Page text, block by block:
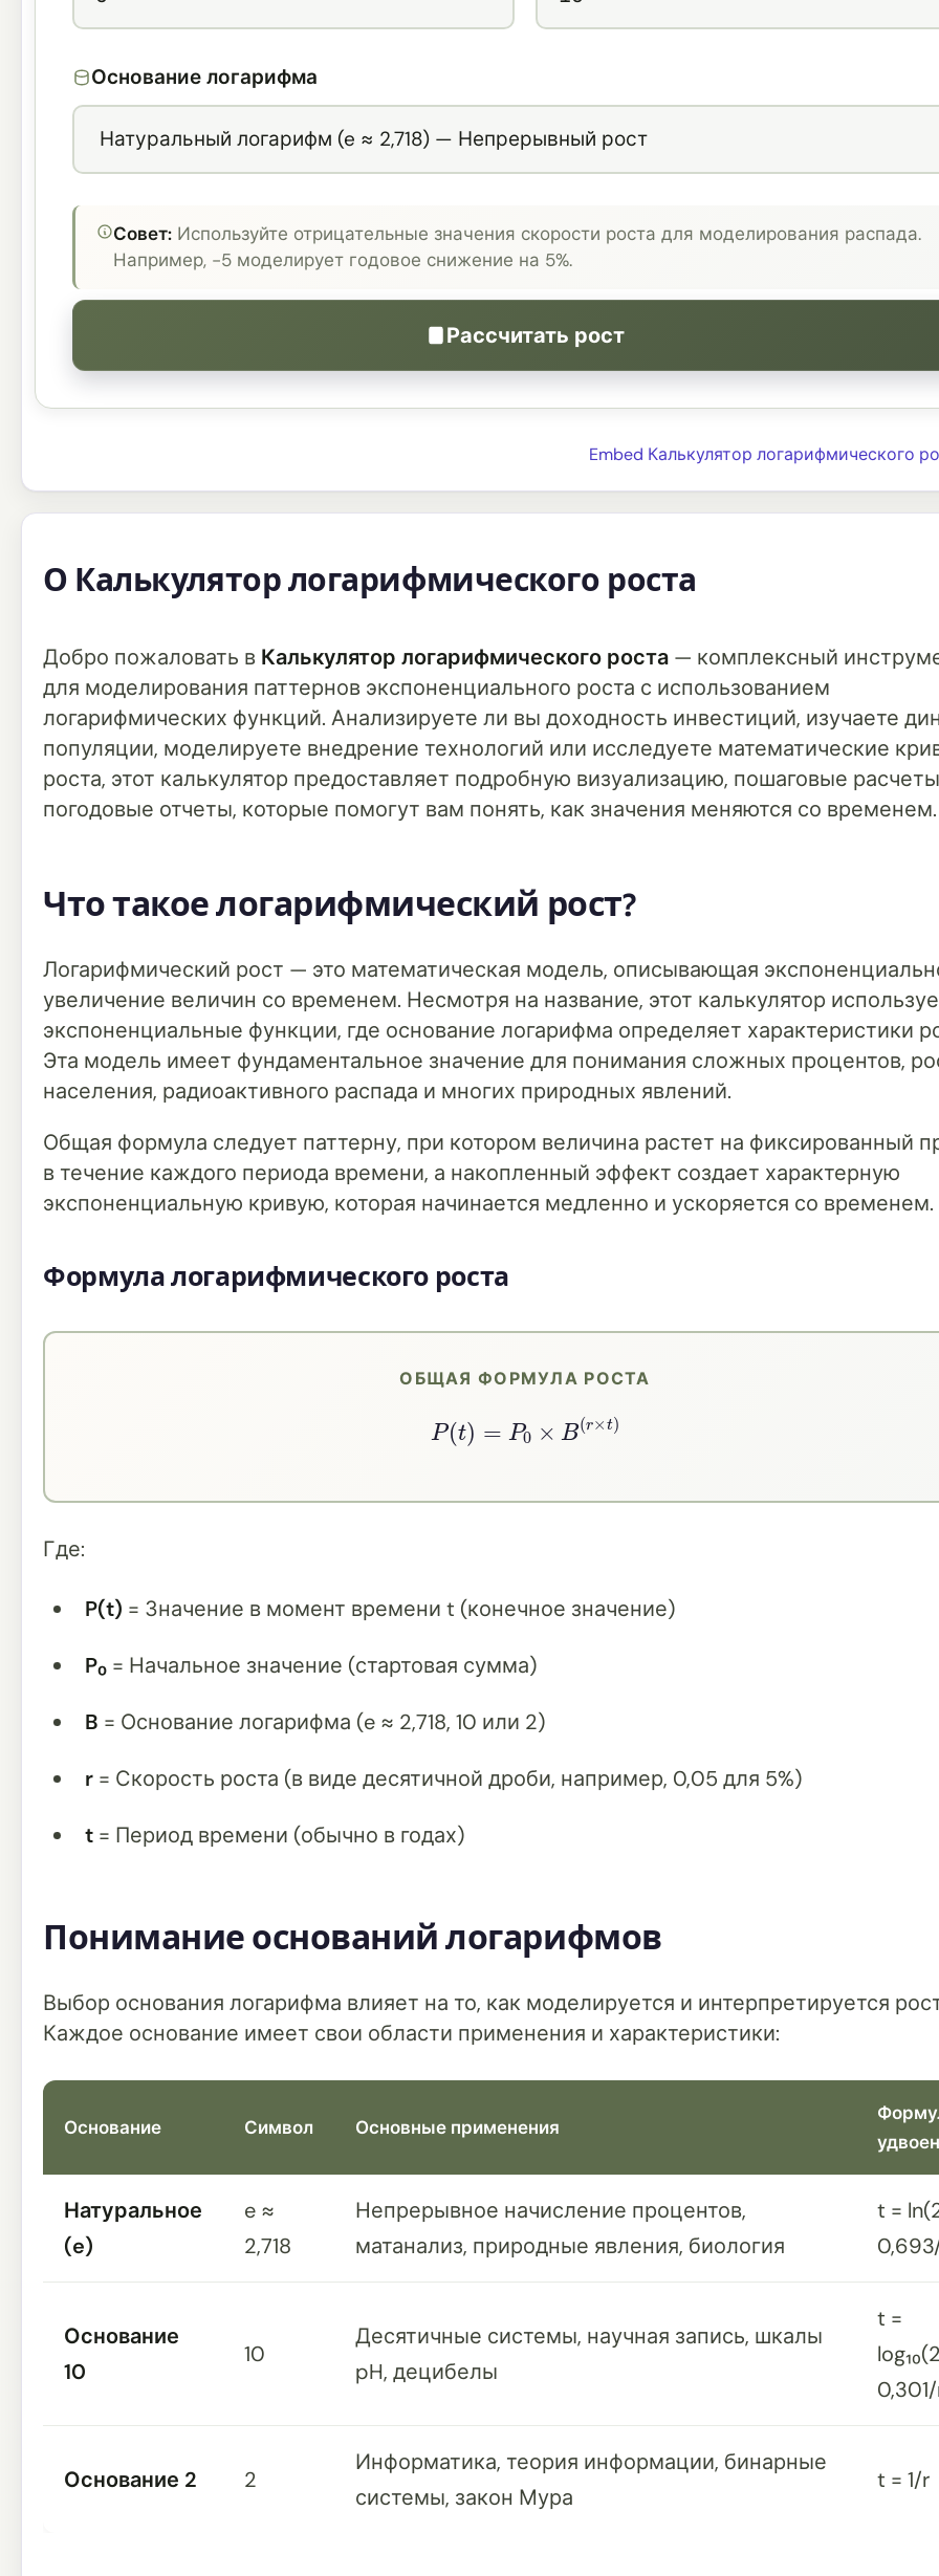
Основание логарифма
Совет: Используйте отрицательные значения скорости роста для моделирования распада.
Например, -5 моделирует годовое снижение на 5%.
Рассчитать рост
Embed Калькулятор логарифмического
О Калькулятор логарифмического роста
Добро пожаловать в Калькулятор логарифмического роста — комплексный
для моделирования паттернов экспоненциального роста с использованием
логарифмических функций. Анализируете ли вы доходность инвестиций, изучаете
популяции, моделируете внедрение технологий или исследуете математические
роста, этот калькулятор предоставляет подробную визуализацию, пошаговые
погодовые отчеты, которые помогут вам понять, как значения меняются со временем.
Что такое логарифмический рост?
Логарифмический рост — это математическая модель, описывающая
увеличение величин со временем. Несмотря на название, этот калькулятор
экспоненциальные функции, где основание логарифма определяет характеристики
Эта модель имеет фундаментальное значение для понимания сложных процентов,
населения, радиоактивного распада и многих природных явлений.
Общая формула следует паттерну, при котором величина растет на фиксированный
в течение каждого периода времени, а накопленный эффект создает характерную
экспоненциальную кривую, которая начинается медленно и ускоряется со временем.
Формула логарифмического роста
ОБЩАЯ ФОРМУЛА РОСТА
P(t 0 (r×t)
Где:
P(t) = Значение в момент времени t (конечное значение)
P₀ = Начальное значение (стартовая сумма)
B = Основание логарифма (e ≈ 2,718, 10 или 2)
r = Скорость роста (в виде десятичной дроби, например, 0,05 для 5%)
t = Период времени (обычно в годах)
Понимание оснований логарифмов
Выбор основания логарифма влияет на то, как моделируется и интерпретируется
Каждое основание имеет свои области применения и характеристики:
Основание Символ Основные применения
Натуральное
(e)
e ≈
2,718
Непрерывное начисление процентов,
матанализ, природные явления, биология
t =
Основание
10
10
Десятичные системы, научная запись, шкалы
pH, децибелы
t =
Основание 2 2
Информатика, теория информации, бинарные
системы, закон Мура
t = 1/r